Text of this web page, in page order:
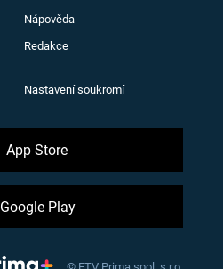
Nápověda
Redakce
Nastavení soukromí
App Store
Google Play